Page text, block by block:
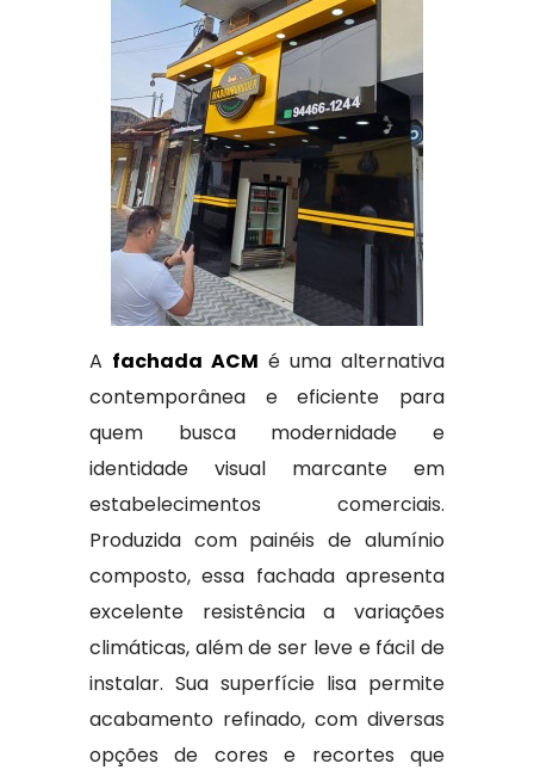
A fachada ACM é uma alternativa
contemporânea e eficiente para
quem busca modernidade e
identidade visual marcante em
estabelecimentos comerciais.
Produzida com painéis de alumínio
composto, essa fachada apresenta
excelente resistência a variações
climáticas, além de ser leve e fácil de
instalar. Sua superfície lisa permite
acabamento refinado, com diversas
opções de cores e recortes que